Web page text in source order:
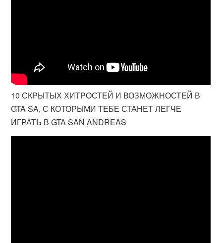
10 СКРЫТЫХ ХИТРОСТЕЙ И ВОЗМОЖНОСТЕЙ В
GTA SA, С КОТОРЫМИ ТЕБЕ СТАНЕТ ЛЕГЧЕ
ИГРАТЬ В GTA SAN ANDREAS